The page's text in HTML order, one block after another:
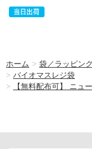
ホーム >袋／ラッピン
> バイオマスレジ袋
>
【無料配布可】 ニュ